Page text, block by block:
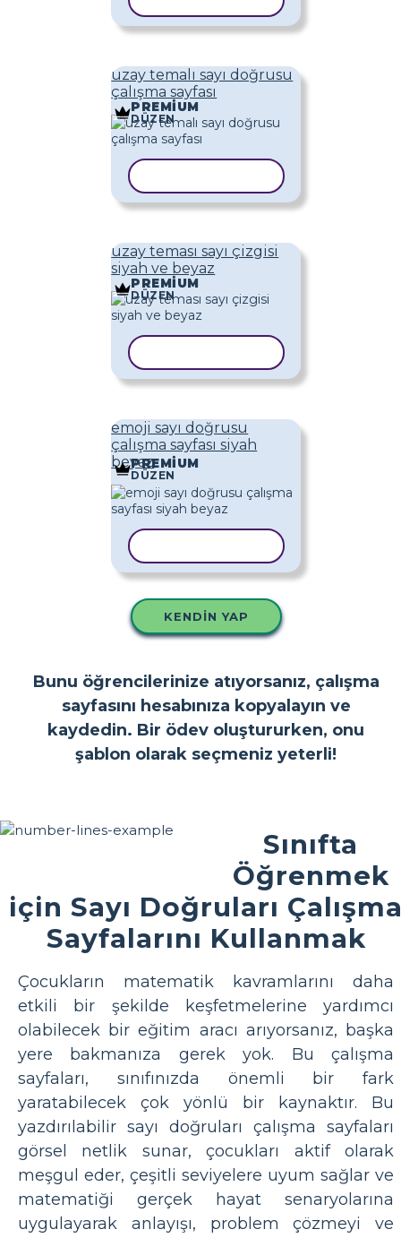
uzay temalı sayı doğrusu
çalışma sayfası
PREMIUM
DÜZEN
uzay teması sayı çizgisi
siyah ve beyaz
PREMIUM
DÜZEN
emoji sayı doğrusu
çalışma sayfası siyah
beyaz
PREMIUM
DÜZEN
KENDIN YAP
Bunu öğrencilerinize atıyorsanız, çalışma
sayfasını hesabınıza kopyalayın ve
kaydedin. Bir ödev oluştururken, onu
şablon olarak seçmeniz yeterli!
Sınıfta
Öğrenmek
için Sayı Doğruları
Sayfalarını Kullanmak
Çocukların matematik kavramlarını daha
etkili bir şekilde keşfetmelerine yardımcı
olabilecek bir eğitim aracı arıyorsanız, başka
yere bakmanıza gerek yok. Bu çalışma
sayfaları, sınıfınızda önemli bir fark
yaratabilecek çok yönlü bir kaynaktır. Bu
yazdırılabilir sayı doğruları çalışma sayfaları
görsel netlik sunar, çocukları aktif olarak
meşgul eder, çeşitli seviyelere uyum sağlar ve
matematiği gerçek hayat senaryolarına
uygulayarak anlayışı, problem çözmeyi ve